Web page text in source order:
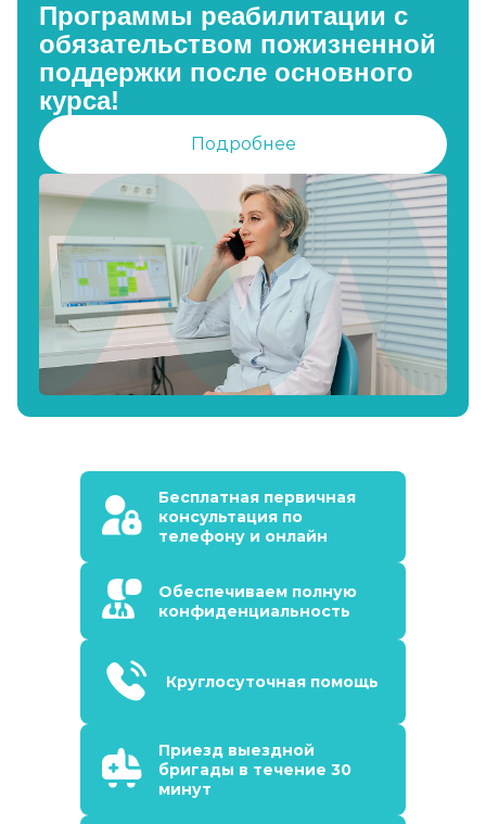
Программы реабилитации с
обязательством пожизненной
поддержки после основного
курса!
Подробнее
Бесплатная первичная
консультация по
телефону и онлайн
Обеспечиваем полную
конфиденциальность
Круглосуточная помощь
Приезд выездной
бригады в течение 30
минут